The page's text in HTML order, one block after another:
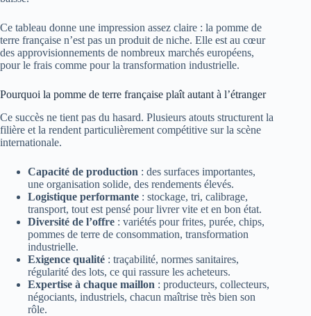
Ce tableau donne une impression assez claire : la pomme de
terre française n’est pas un produit de niche. Elle est au cœur
des approvisionnements de nombreux marchés européens,
pour le frais comme pour la transformation industrielle.
Pourquoi la pomme de terre française plaît autant à l’étranger
Ce succès ne tient pas du hasard. Plusieurs atouts structurent la
filière et la rendent particulièrement compétitive sur la scène
internationale.
Capacité de production : des surfaces importantes,
une organisation solide, des rendements élevés.
Logistique performante : stockage, tri, calibrage,
transport, tout est pensé pour livrer vite et en bon état.
Diversité de l’offre : variétés pour frites, purée, chips,
pommes de terre de consommation, transformation
industrielle.
Exigence qualité : traçabilité, normes sanitaires,
régularité des lots, ce qui rassure les acheteurs.
Expertise à chaque maillon : producteurs, collecteurs,
négociants, industriels, chacun maîtrise très bien son
rôle.